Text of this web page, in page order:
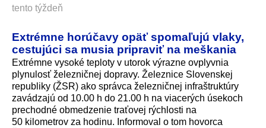
tento týždeň
Extrémne horúčavy opäť spomaľujú vlaky,
cestujúci sa musia pripraviť na meškania
Extrémne vysoké teploty v utorok výrazne ovplyvnia
plynulosť železničnej dopravy. Železnice Slovenskej
republiky (ŽSR) ako správca železničnej infraštruktúry
zavádzajú od 10.00 h do 21.00 h na viacerých úsekoch
prechodné obmedzenie traťovej rýchlosti na
50 kilometrov za hodinu. Informoval o tom hovorca